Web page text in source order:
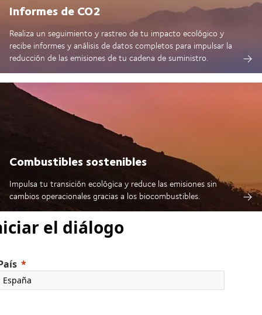
Informes de CO2
Realiza un seguimiento y rastreo de tu impacto ecológico y
recibe informes y análisis de datos completos para impulsar la
reducción de las emisiones de tu cadena de suministro.
Combustibles sostenibles
Impulsa tu transición ecológica y reduce las emisiones sin
cambios operacionales gracias a los biocombustibles.
el diálogo